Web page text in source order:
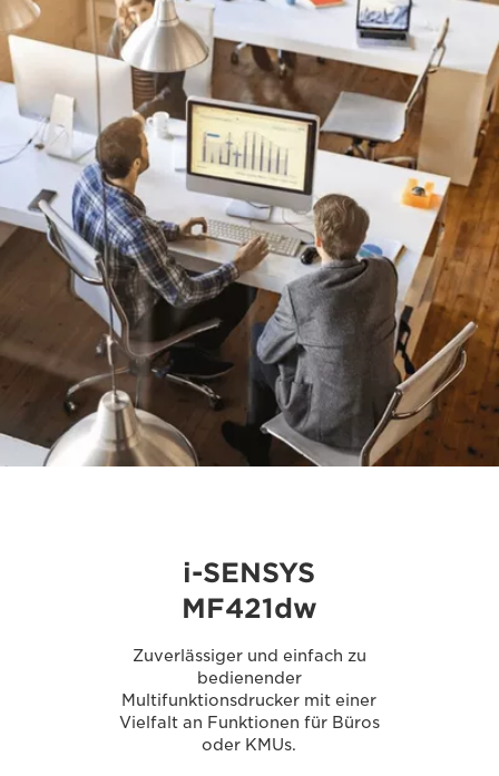
i-SENSYS
MF421dw
Zuverlässiger und einfach zu
bedienender
Multifunktionsdrucker mit einer
Vielfalt an Funktionen für Büros
oder KMUs.